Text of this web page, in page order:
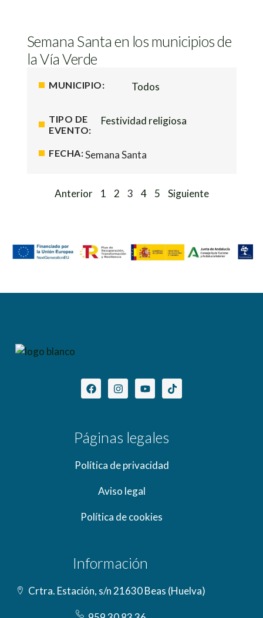
Semana Santa en los municipios de
la Vía Verde
MUNICIPIO: Todos
TIPO DE
EVENTO:
Festividad religiosa
FECHA:Semana Santa
Anterior 1 2 3 4 5 Siguiente
Páginas legales
Política de privacidad
Aviso legal
Política de cookies
Información
Crtra. Estación, s/n 21630 Beas (Huelva)